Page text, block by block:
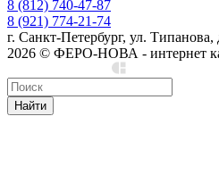
8 (812) 740-47-87
8 (921) 774-21-74
г. Санкт-Петербург, ул.
2026 © ФЕРО-НОВА - интернет
Найти